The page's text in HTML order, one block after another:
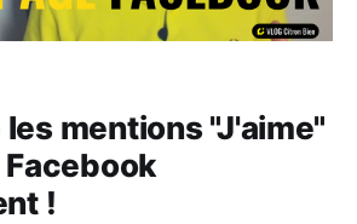
mentions "J'aime"
!